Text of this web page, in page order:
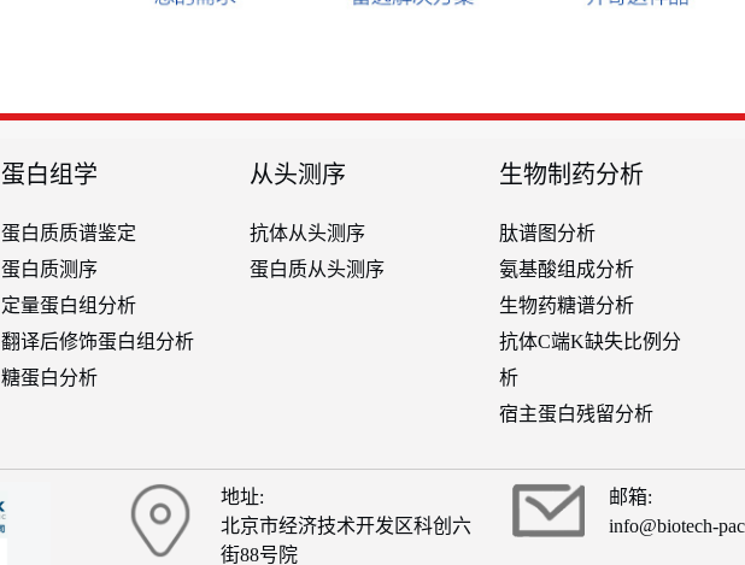
蛋白组学
蛋白质质谱鉴定
蛋白质测序
定量蛋白组分析
翻译后修饰蛋白组分析
糖蛋白分析
从头测序
抗体从头测序
蛋白质从头测序
生物制药分析
肽谱图分析
氨基酸组成分析
生物药糖谱分析
抗体C端K缺失比例分
析
宿主蛋白残留分析
地址:
北京市经济技术开发区科创六
街88号院
邮箱:
info@biotech-